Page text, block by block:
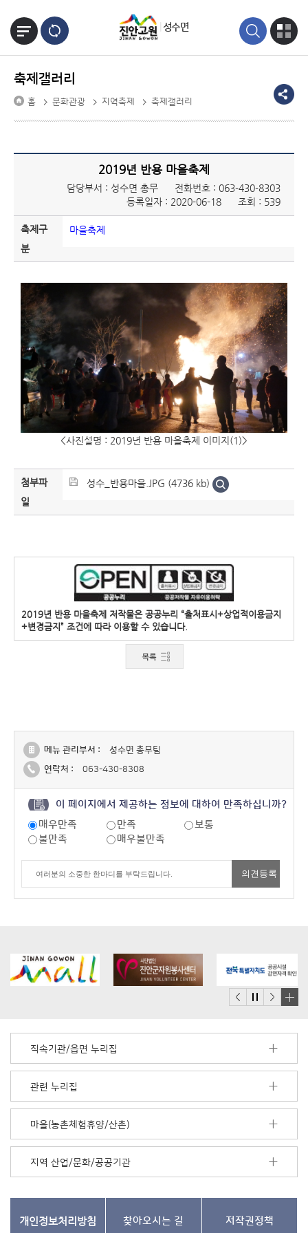
성수면
축제갤러리
홈 문화관광 지역축제 축제갤러리
2019년 반용 마을축제
담당부서 : 성수면 총무 전화번호 : 063-430-8303
등록일자 : 2020-06-18
조회 : 539
축제구
분
마을축제
<사진설명 : 2019년 반용 마을축제 이미지(1)>
첨부파
일
성수_반용마을.JPG (4736 kb)
2019년 반용 마을축제 저작물은 공공누리 “출처표시+상업적이용금지
+변경금지” 조건에 따라 이용할 수 있습니다.
메뉴 관리부서 :
성수면 총무팀
연락처 :
063-430-8308
이 페이지에서 제공하는 정보에 대하여 만족하십니까?
매우만족
만족
보통
불만족
매우불만족
더
기
직속기관/읍면 누리집
관련 누리집
마을(농촌체험휴양/산촌)
지역 산업/문화/공공기관
개인정보처리방침 찾아오시는 길 저작권정책